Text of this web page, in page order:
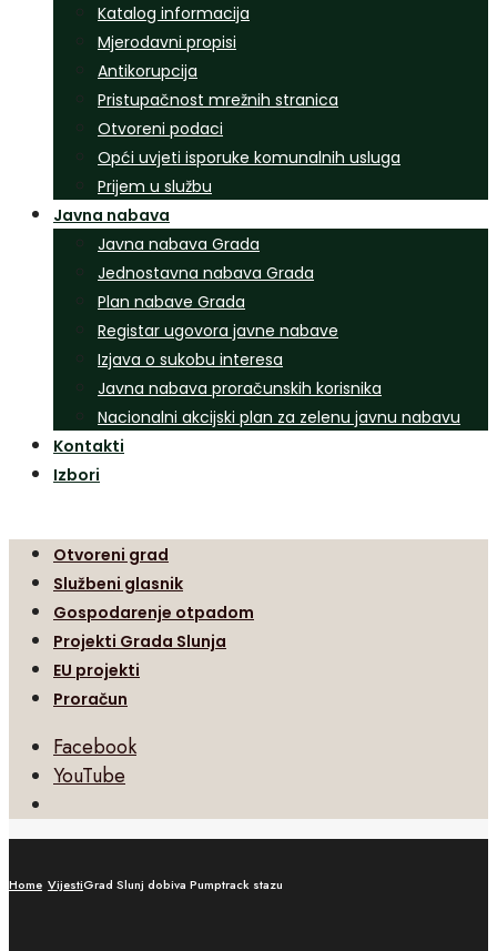
Katalog informacija
Mjerodavni propisi
Antikorupcija
Pristupačnost mrežnih stranica
Otvoreni podaci
Opći uvjeti isporuke komunalnih usluga
Prijem u službu
Javna nabava
Javna nabava Grada
Jednostavna nabava Grada
Plan nabave Grada
Registar ugovora javne nabave
Izjava o sukobu interesa
Javna nabava proračunskih korisnika
Nacionalni akcijski plan za zelenu javnu nabavu
Kontakti
Izbori
Otvoreni grad
Službeni glasnik
Gospodarenje otpadom
Projekti Grada Slunja
EU projekti
Proračun
Facebook
YouTube
Search
Home VijestiGrad Slunj dobiva Pumptrack stazu